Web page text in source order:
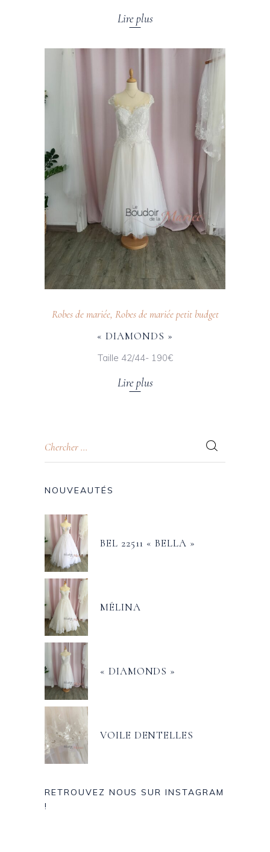
Lire plus
Robes de mariée, Robes de mariée petit budget
« DIAMONDS »
Taille 42/44- 190€
Lire plus
NOUVEAUTÉS
BEL 22511 « BELLA »
MÉLINA
« DIAMONDS »
VOILE DENTELLES
RETROUVEZ NOUS SUR INSTAGRAM
!